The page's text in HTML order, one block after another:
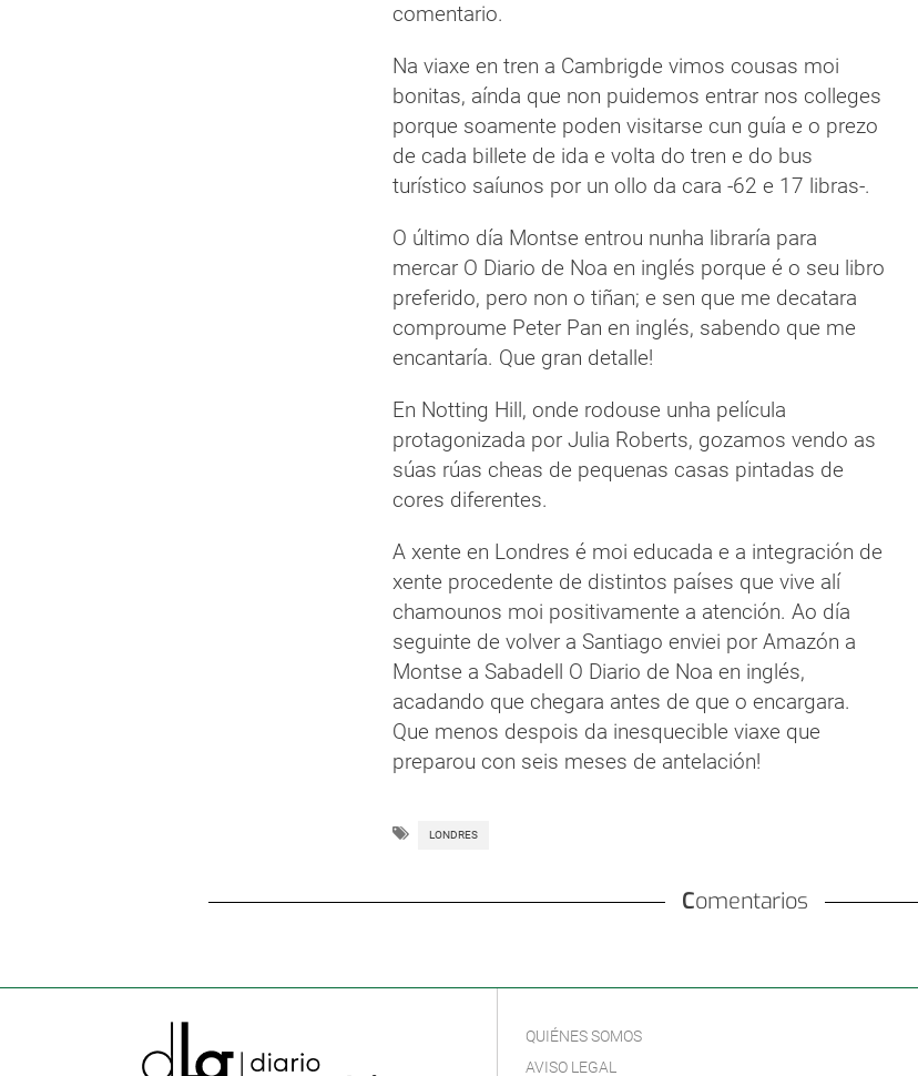
comentario.
Na viaxe en tren a Cambrigde vimos cousas moi
bonitas, aínda que non puidemos entrar nos colleges
porque soamente poden visitarse cun guía e o prezo
de cada billete de ida e volta do tren e do bus
turístico saíunos por un ollo da cara -62 e 17 libras-.
O último día Montse entrou nunha libraría para
mercar O Diario de Noa en inglés porque é o seu libro
preferido, pero non o tiñan; e sen que me decatara
comproume Peter Pan en inglés, sabendo que me
encantaría. Que gran detalle!
En Notting Hill, onde rodouse unha película
protagonizada por Julia Roberts, gozamos vendo as
súas rúas cheas de pequenas casas pintadas de
cores diferentes.
A xente en Londres é moi educada e a integración de
xente procedente de distintos países que vive alí
chamounos moi positivamente a atención. Ao día
seguinte de volver a Santiago enviei por Amazón a
Montse a Sabadell O Diario de Noa en inglés,
acadando que chegara antes de que o encargara.
Que menos despois da inesquecible viaxe que
preparou con seis meses de antelación!
LONDRES
Comentarios
QUIÉNES SOMOS
AVISO LEGAL